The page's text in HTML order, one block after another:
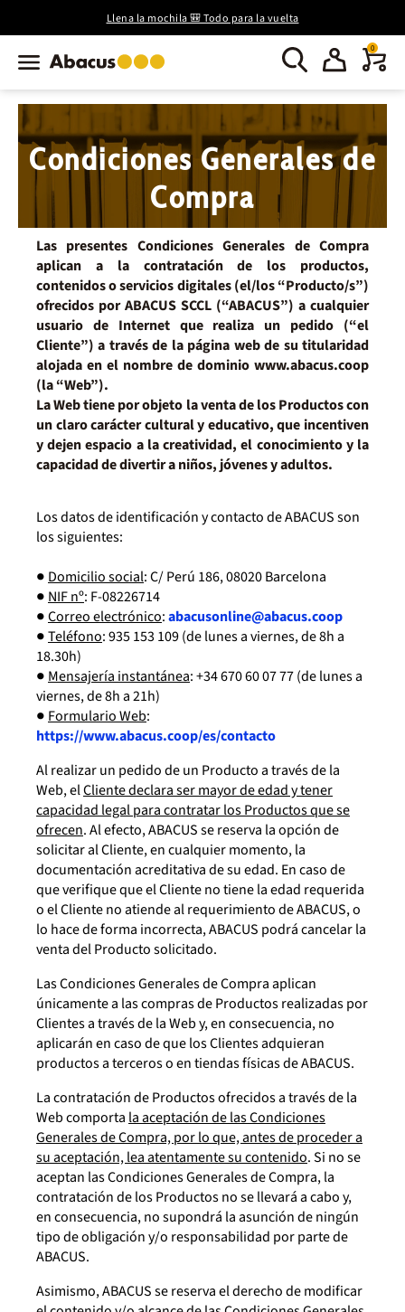
Llena la mochila 🎒 Todo para la vuelta
0
Condiciones Generales de
Compra
Las presentes Condiciones Generales de Compra
aplican a la contratación de los productos,
contenidos o servicios digitales (el/los “Producto/s”)
ofrecidos por ABACUS SCCL (“ABACUS”) a cualquier
usuario de Internet que realiza un pedido (“el
Cliente”) a través de la página web de su titularidad
alojada en el nombre de dominio www.abacus.coop
(la “Web”).
La Web tiene por objeto la venta de los Productos con
un claro carácter cultural y educativo, que incentiven
y dejen espacio a la creatividad, el conocimiento y la
capacidad de divertir a niños, jóvenes y adultos.
Los datos de identificación y contacto de ABACUS son
los siguientes:
●Domicilio social: C/ Perú 186, 08020 Barcelona
●NIF nº: F-08226714
●Correo electrónico:abacusonline@abacus.coop
●Teléfono: 935 153 109 (de lunes a viernes, de 8h a
18.30h)
●Mensajería instantánea: +34 670 60 07 77 (de lunes a
viernes, de 8h a 21h)
●Formulario Web:
https://www.abacus.coop/es/contacto
Al realizar un pedido de un Producto a través de la
Web, elCliente declara ser mayor de edad y tener
capacidad legal para contratar los Productos que se
ofrecen. Al efecto, ABACUS se reserva la opción de
solicitar al Cliente, en cualquier momento, la
documentación acreditativa de su edad. En caso de
que verifique que el Cliente no tiene la edad requerida
o el Cliente no atiende al requerimiento de ABACUS, o
lo hace de forma incorrecta, ABACUS podrá cancelar la
venta del Producto solicitado.
Las Condiciones Generales de Compra aplican
únicamente a las compras de Productos realizadas por
Clientes a través de la Web y, en consecuencia, no
aplicarán en caso de que los Clientes adquieran
productos a terceros o en tiendas físicas de ABACUS.
La contratación de Productos ofrecidos a través de la
Web comportala aceptación de las Condiciones
Generales de Compra, por lo que, antes de proceder a
su aceptación, lea atentamente su contenido. Si no se
aceptan las Condiciones Generales de Compra, la
contratación de los Productos no se llevará a cabo y,
en consecuencia, no supondrá la asunción de ningún
tipo de obligación y/o responsabilidad por parte de
ABACUS.
Asimismo, ABACUS se reserva el derecho de modificar